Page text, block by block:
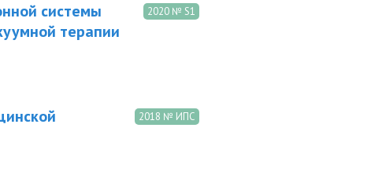
2020 № S1
системы
терапии
2018 № ИПС